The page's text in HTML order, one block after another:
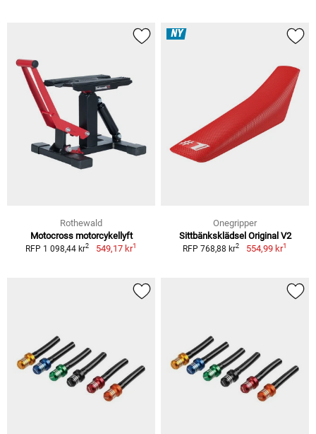
Rothewald
Motocross motorcykellyft
RFP 1 098,44 kr2 549,17 kr1
NY
Onegripper
Sittbänksklädsel Original V2
RFP 768,88 kr2 554,99 kr1